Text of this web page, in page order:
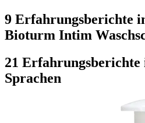
9 Erfahrungsberichte
Bioturm Intim
21 Erfahrungsberichte
Sprachen